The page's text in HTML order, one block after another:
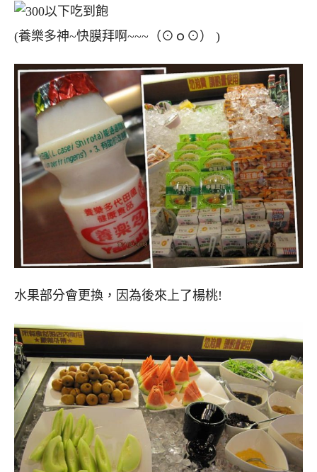
(養樂多神~快膜拜啊~~~（⊙ｏ⊙） )
水果部分會更換，因為後來上了楊桃!